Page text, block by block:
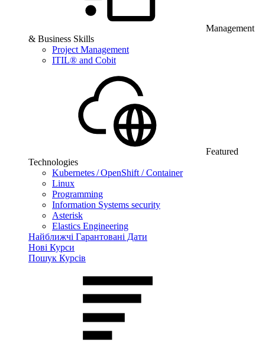
Management
& Business Skills
Project Management
ITIL® and Cobit
Featured
Technologies
Kubernetes / OpenShift / Container
Linux
Programming
Information Systems security
Asterisk
Elastics Engineering
Найближчі Гарантовані Дати
Нові Курси
Пошук Курсів